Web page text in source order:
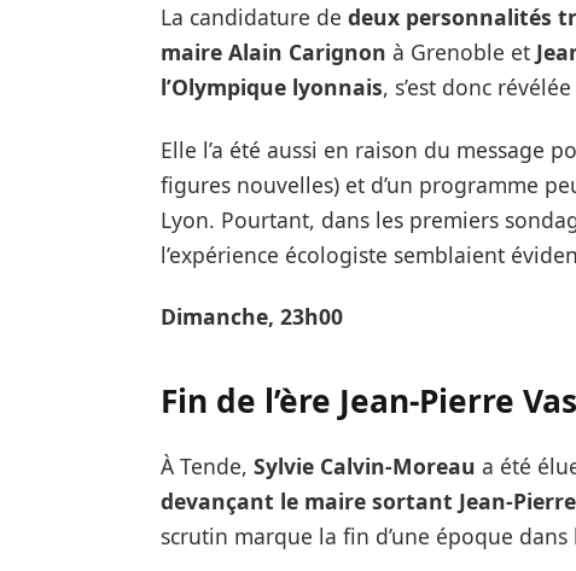
La candidature de deux personnalités
maire Alain Carignon à Grenoble et
l’Olympique lyonnais, s’est donc
Elle l’a été aussi en raison du message
figures nouvelles) et d’un programme
Lyon. Pourtant, dans les premiers
l’expérience écologiste semblaient
Dimanche, 23h00
Fin de l’ère Jean-Pierre
À Tende, Sylvie Calvin-Moreau a été
devançant le maire sortant Jean-
scrutin marque la fin d’une époque dans